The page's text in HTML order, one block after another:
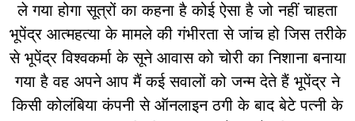
ले गया होगा सूत्रों का कहना है कोई ऐसा है जो नहीं चाहता
भूपेंद्र आत्महत्या के मामले की गंभीरता से जांच हो जिस तरीके
से भूपेंद्र विश्वकर्मा के सूने आवास को चोरी का निशाना बनाया
गया है वह अपने आप मैं कई सवालों को जन्म देते हैं भूपेंद्र ने
किसी कोलंबिया कंपनी से ऑनलाइन ठगी के बाद बेटे पत्नी के